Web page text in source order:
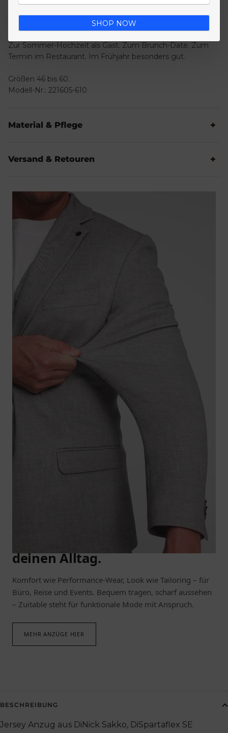
pro Komponente individuell.
Zur Sommer-Hochzeit als Gast. Zum Brunch-Date. Zum
Termin im Restaurant. Im Frühjahr besonders gut.
Größen 46 bis 60.
Modell-Nr.: 221605-610
Material & Pflege
Versand & Retouren
Elastisch. Formstabil. Ready für
deinen Alltag.
Komfort wie Performance-Wear, Look wie Tailoring – für
Büro, Reise und Events. Bequem tragen, scharf aussehen
– Zuitable steht für funktionale Mode mit Anspruch.
MEHR ANZÜGE HIER
BESCHREIBUNG
Jersey Anzug aus DiNick Sakko, DiSpartaflex SE
SHOP NOW